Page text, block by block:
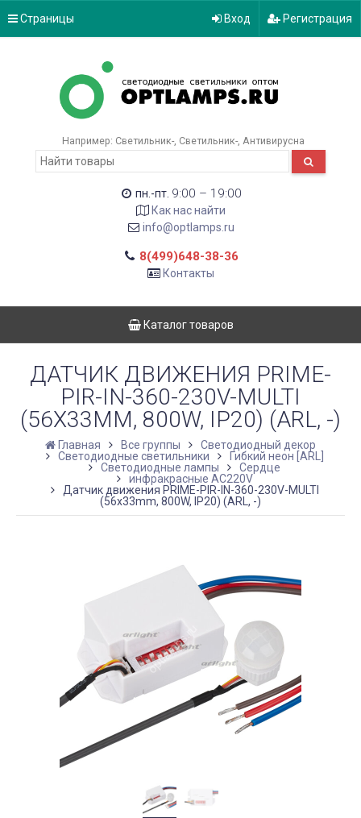
Страницы Вход Регистрация
Например: Светильник- Светильник- Антивирусна
пн.-пт. 9:00 – 19:00
Как нас найти
info@optlamps.ru
8(499)648-38-36
Контакты
Каталог товаров
ДАТЧИК ДВИЖЕНИЯ PRIME-
PIR-IN-360-230V-MULTI
(56X33MM, 800W, IP20) (ARL, -)
Главная Все группы
Светодиодный декор
Светодиодные светильники
Гибкий неон [ARL]
Светодиодные лампы
Сердце
инфракрасные AC220V
Датчик движения PRIME-PIR-IN-360-230V-MULTI
(56x33mm, 800W, IP20) (ARL, -)